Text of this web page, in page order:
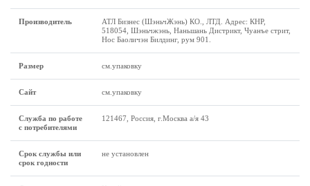
Производитель
АТЛ Бизнес (ШэньчЖэнь) КО., ЛТД. Адрес: КНР,
518054, Шэньчжэнь, Наньшань Дистрикт, Чуанъе стрит,
Нос Баоличэн Билдинг, рум 901.
Размер см.упаковку
Сайт см.упаковку
Служба по работе
с потребителями
121467, Россия, г.Москва а/я 43
Срок службы или
срок годности
не установлен